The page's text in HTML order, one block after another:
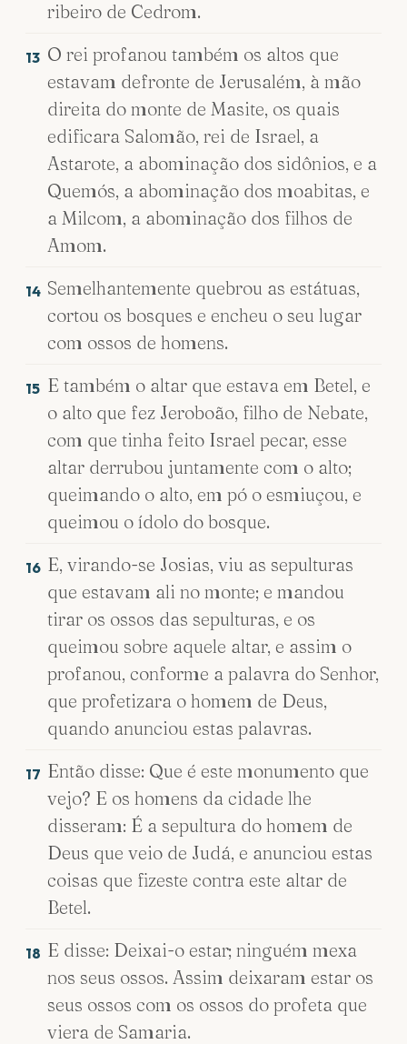
ribeiro de Cedrom.
13 O rei profanou também os altos que
estavam defronte de Jerusalém, à mão
direita do monte de Masite, os quais
edificara Salomão, rei de Israel, a
Astarote, a abominação dos sidônios, e a
Quemós, a abominação dos moabitas, e
a Milcom, a abominação dos filhos de
Amom.
14 Semelhantemente quebrou as estátuas,
cortou os bosques e encheu o seu lugar
com ossos de homens.
15 E também o altar que estava em Betel, e
o alto que fez Jeroboão, filho de Nebate,
com que tinha feito Israel pecar, esse
altar derrubou juntamente com o alto;
queimando o alto, em pó o esmiuçou, e
queimou o ídolo do bosque.
16 E, virando-se Josias, viu as sepulturas
que estavam ali no monte; e mandou
tirar os ossos das sepulturas, e os
queimou sobre aquele altar, e assim o
profanou, conforme a palavra do Senhor,
que profetizara o homem de Deus,
quando anunciou estas palavras.
17 Então disse: Que é este monumento que
vejo? E os homens da cidade lhe
disseram: É a sepultura do homem de
Deus que veio de Judá, e anunciou estas
coisas que fizeste contra este altar de
Betel.
18 E disse: Deixai-o estar; ninguém mexa
nos seus ossos. Assim deixaram estar os
seus ossos com os ossos do profeta que
viera de Samaria.